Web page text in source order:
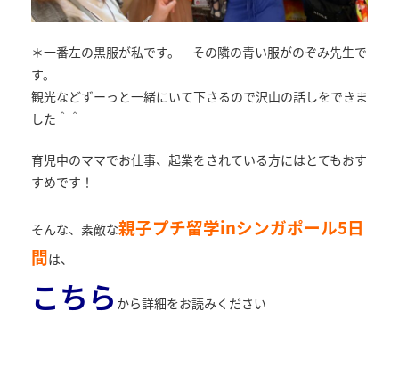
＊一番左の黒服が私です。 その隣の青い服がのぞみ先生で
す。
観光などずーっと一緒にいて下さるので沢山の話しをできま
した＾＾
育児中のママでお仕事、起業をされている方にはとてもおす
すめです！
そんな、素敵な親子プチ留学inシンガポール5日
間は、
こちら から詳細をお読みください